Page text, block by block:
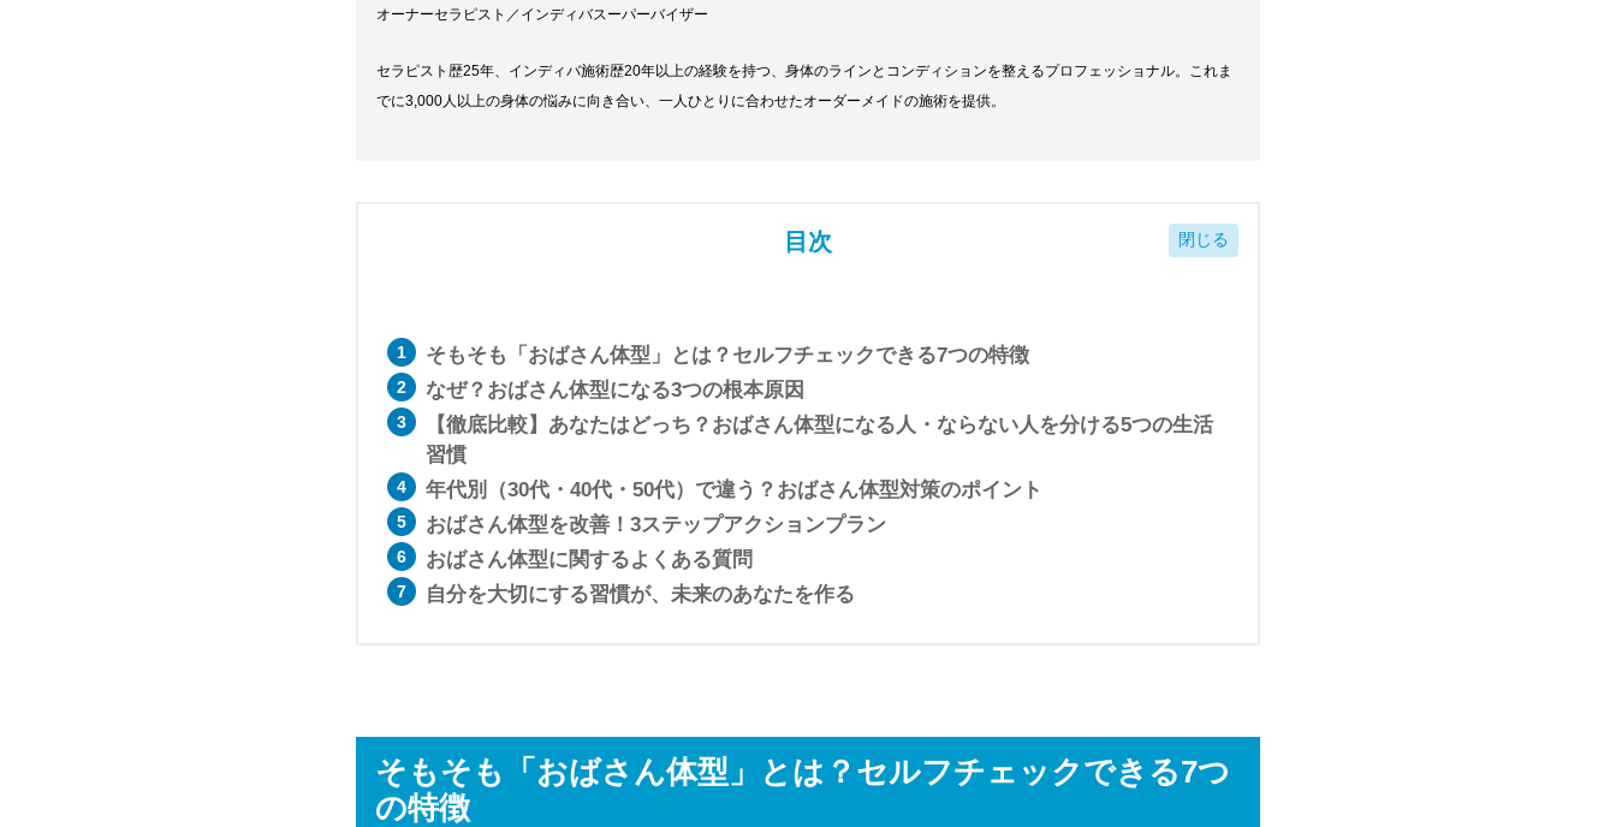
オーナーセラピスト／インディバスーパーバイザー
セラピスト歴25年、インディバ施術歴20年以上の経験を持つ、身体のラインとコンディションを整えるプロフェッショナル。これま
でに3,000人以上の身体の悩みに向き合い、一人ひとりに合わせたオーダーメイドの施術を提供。
目次
そもそも「おばさん体型」とは？セルフチェックできる7つの特徴
なぜ？おばさん体型になる3つの根本原因
【徹底比較】あなたはどっち？おばさん体型になる人・ならない人を分ける5つの生活
習慣
年代別（30代・40代・50代）で違う？おばさん体型対策のポイント
おばさん体型を改善！3ステップアクションプラン
おばさん体型に関するよくある質問
自分を大切にする習慣が、未来のあなたを作る
そもそも「おばさん体型」とは？セルフチェックできる7つ
の特徴